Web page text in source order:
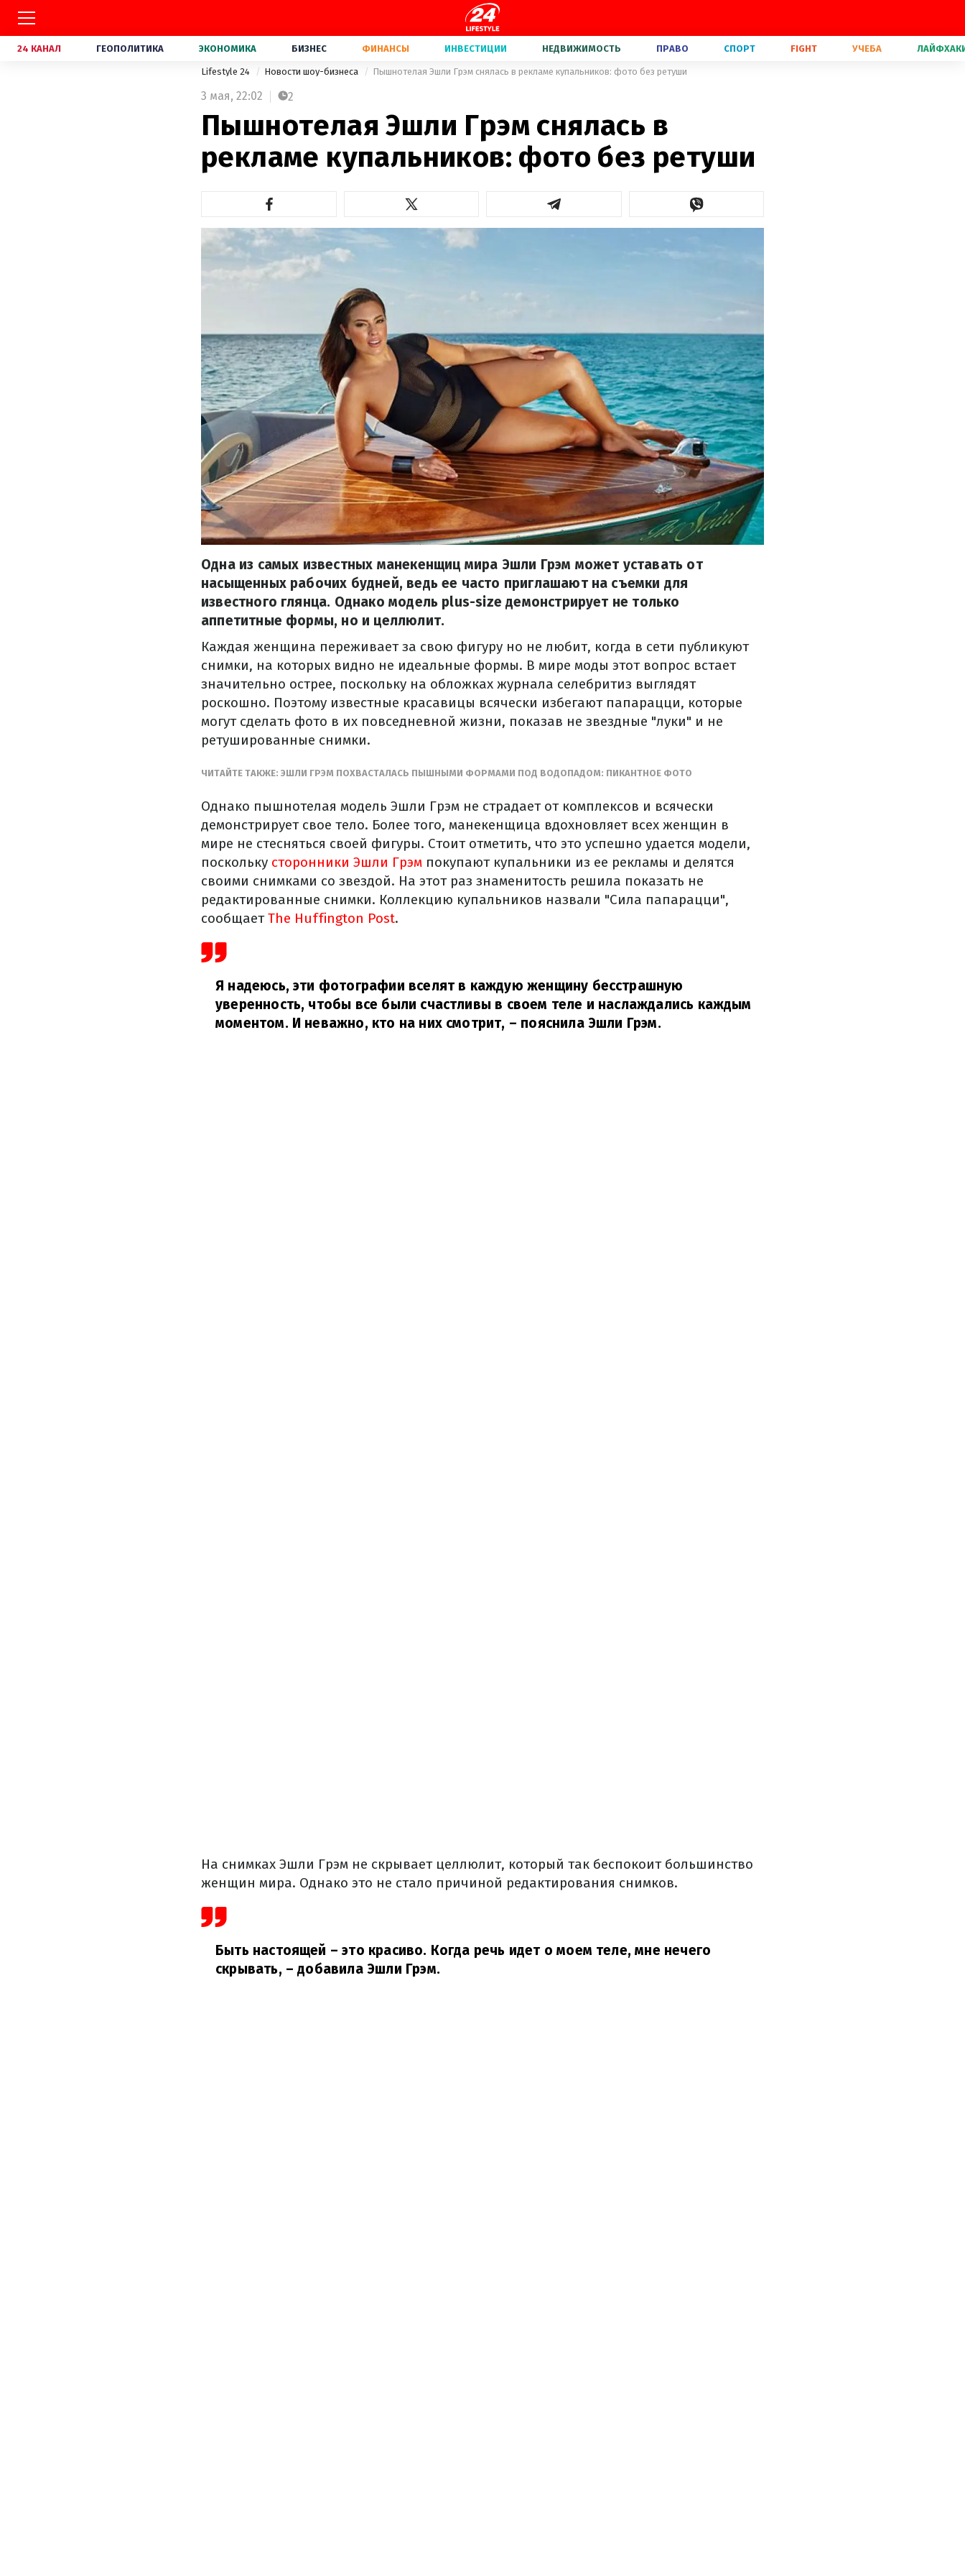
24 КАНАЛ ГЕОПОЛИТИКА ЭКОНОМИКА БИЗНЕС ФИНАНСЫ ИНВЕСТИЦИИ НЕДВИЖИМОСТЬ ПРАВО СПОРТ FIGHT УЧЕБА
Lifestyle 24 Новости шоу-бизнеса Пышнотелая Эшли Грэм снялась в рекламе купальников: фото без ретуши
3 мая, 22:02 2
Пышнотелая Эшли Грэм снялась в
рекламе купальников: фото без ретуши
Одна из самых известных манекенщиц мира Эшли Грэм может уставать от
насыщенных рабочих будней, ведь ее часто приглашают на съемки для
известного глянца. Однако модель plus-size демонстрирует не только
аппетитные формы, но и целлюлит.
Каждая женщина переживает за свою фигуру но не любит, когда в сети публикуют
снимки, на которых видно не идеальные формы. В мире моды этот вопрос встает
значительно острее, поскольку на обложках журнала селебритиз выглядят
роскошно. Поэтому известные красавицы всячески избегают папарацци, которые
могут сделать фото в их повседневной жизни, показав не звездные "луки" и не
ретушированные снимки.
ЧИТАЙТЕ ТАКЖЕ: ЭШЛИ ГРЭМ ПОХВАСТАЛАСЬ ПЫШНЫМИ ФОРМАМИ ПОД ВОДОПАДОМ: ПИКАНТНОЕ ФОТО
Однако пышнотелая модель Эшли Грэм не страдает от комплексов и всячески
демонстрирует свое тело. Более того, манекенщица вдохновляет всех женщин в
мире не стесняться своей фигуры. Стоит отметить, что это успешно удается модели,
поскольку сторонники Эшли Грэм покупают купальники из ее рекламы и делятся
своими снимками со звездой. На этот раз знаменитость решила показать не
редактированные снимки. Коллекцию купальников назвали "Сила папарацци",
сообщаетThe Huffington Post.
Я надеюсь, эти фотографии вселят в каждую женщину бесстрашную
уверенность, чтобы все были счастливы в своем теле и наслаждались каждым
моментом. И неважно, кто на них смотрит, – пояснила Эшли Грэм.
На снимках Эшли Грэм не скрывает целлюлит, который так беспокоит большинство
женщин мира. Однако это не стало причиной редактирования снимков.
Быть настоящей – это красиво. Когда речь идет о моем теле, мне нечего
скрывать, – добавила Эшли Грэм.